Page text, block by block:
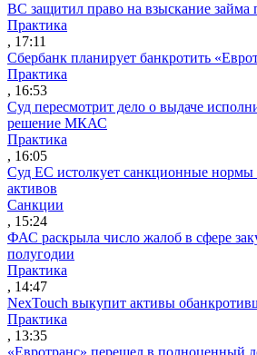
ВС защитил право на взыскание займа
Практика
, 17:11
Сбербанк планирует банкротить
Практика
, 16:53
Суд пересмотрит дело о выдаче
решение МКАС
Практика
, 16:05
Суд ЕС истолкует санкционные нормы
активов
Санкции
, 15:24
ФАС раскрыла число жалоб в сфере
полугодии
Практика
, 14:47
NexTouch выкупит активы
Практика
, 13:35
«Евротранс» перешел в полноценный